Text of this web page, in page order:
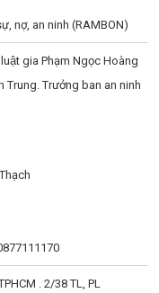
nợ, an ninh (RAMBON)
gia Phạm Ngọc Hoàng
Trung. Trưởng ban an ninh
. 2/38 TL, PL